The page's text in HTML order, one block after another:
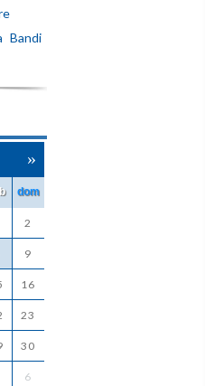
Bandi
»
dom
2
9
16
23
30
6